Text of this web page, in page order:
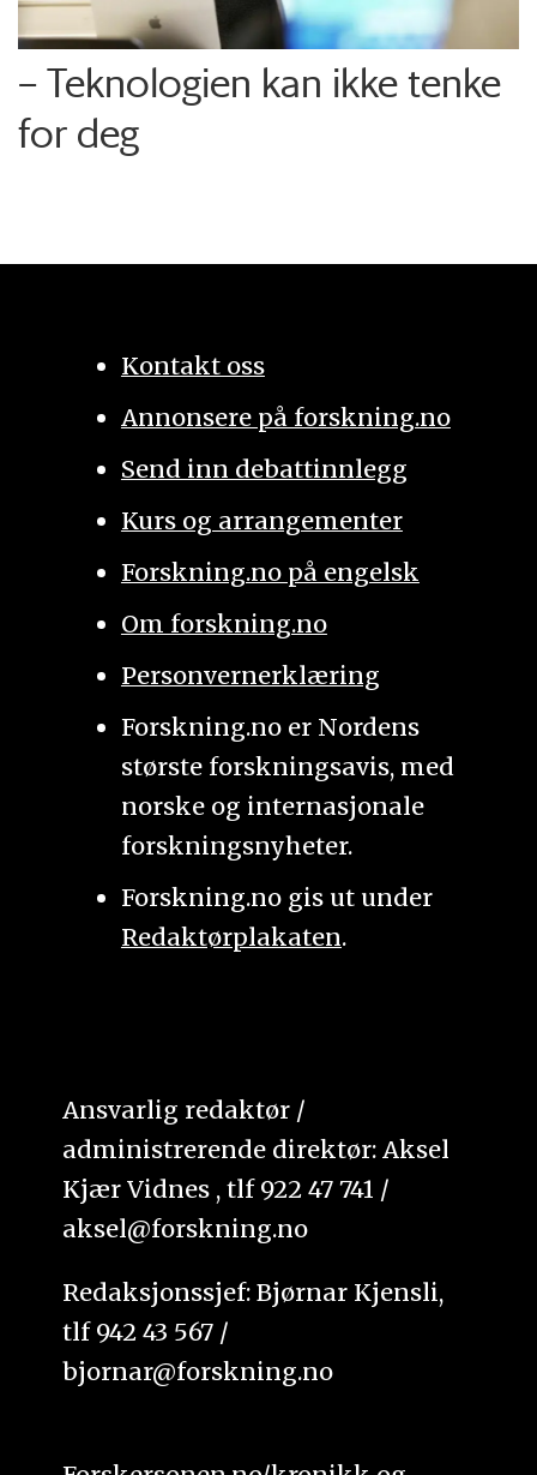
– Teknologien kan ikke tenke
for deg
Kontakt oss
Annonsere på forskning.no
Send inn debattinnlegg
Kurs og arrangementer
Forskning.no på engelsk
Om forskning.no
Personvernerklæring
Forskning.no er Nordens
største forskningsavis, med
norske og internasjonale
forskningsnyheter.
Forskning.no gis ut under
Redaktørplakaten.
Ansvarlig redaktør /
administrerende direktør: Aksel
Kjær Vidnes , tlf 922 47 741 /
aksel@forskning.no
Redaksjonssjef: Bjørnar Kjensli,
tlf 942 43 567 /
bjornar@forskning.no